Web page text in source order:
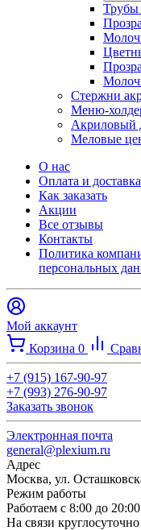
Трубы
Стержни
Меню-
Акриловый
Меловые
О нас
Оплата и доставка
Как заказать
Акции
Все отзывы
Контакты​
Политика
персональных
Мой аккаунт
Корзина 0
+7 (915) 167-90-97
+7 (993) 276-90-97
Заказать звонок
Электронная почта
general@plexium.ru
Адрес
Москва, ул.
Режим работы
Работаем с 8:00 до
На связи круглосуточно